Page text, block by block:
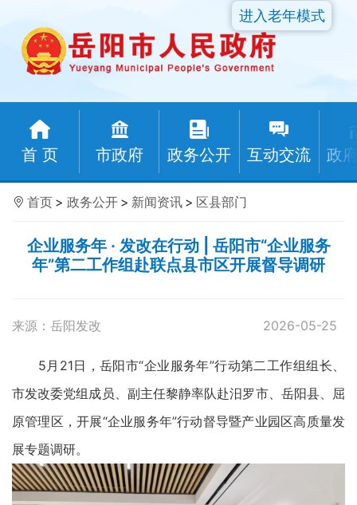
首 页 市政府 政务公开 互动交流 政
进入老年模式
首页 > 政务公开 > 新闻资讯 > 区县部门
企业服务年 · 发改在行动 | 岳阳市“企业服务
年”第二工作组赴联点县市区开展督导调研
来源：岳阳发改 2026-05-25
5月21日，岳阳市“企业服务年”行动第二工作组组长、
市发改委党组成员、副主任黎静率队赴汨罗市、岳阳县、屈
原管理区，开展“企业服务年”行动督导暨产业园区高质量发
展专题调研。